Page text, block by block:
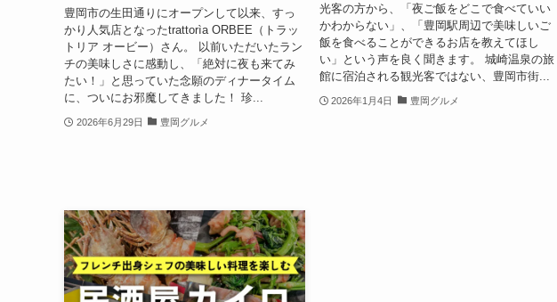
豊岡市の生田通りにオープンして以来、すっ
かり人気店となったtrattorìa ORBEE（トラッ
トリア オービー）さん。 以前いただいたラン
チの美味しさに感動し、「絶対に夜も来てみ
たい！」と思っていた念願のディナータイム
に、ついにお邪魔してきました！ 珍...
2026年6月29日 豊岡グルメ
光客の方から、「夜ご飯をどこで食べていい
かわからない」、「豊岡駅周辺で美味しいご
飯を食べることができるお店を教えてほし
い」という声を良く聞きます。 城崎温泉の旅
館に宿泊される観光客ではない、豊岡市街...
2026年1月4日 豊岡グルメ